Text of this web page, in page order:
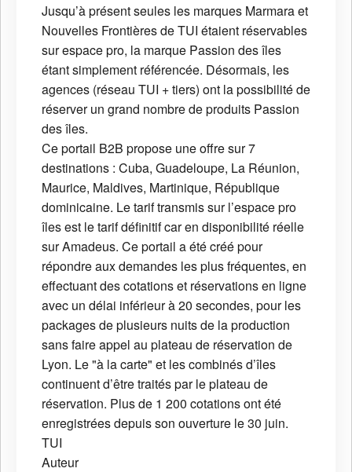
Jusqu’à présent seules les marques Marmara et
Nouvelles Frontières de TUI étaient réservables
sur espace pro, la marque Passion des îles
étant simplement référencée. Désormais, les
agences (réseau TUI + tiers) ont la possibilité de
réserver un grand nombre de produits Passion
des îles.
Ce portail B2B propose une offre sur 7
destinations : Cuba, Guadeloupe, La Réunion,
Maurice, Maldives, Martinique, République
dominicaine. Le tarif transmis sur l’espace pro
îles est le tarif définitif car en disponibilité réelle
sur Amadeus. Ce portail a été créé pour
répondre aux demandes les plus fréquentes, en
effectuant des cotations et réservations en ligne
avec un délai inférieur à 20 secondes, pour les
packages de plusieurs nuits de la production
sans faire appel au plateau de réservation de
Lyon. Le "à la carte" et les combinés d’îles
continuent d’être traités par le plateau de
réservation. Plus de 1 200 cotations ont été
enregistrées depuis son ouverture le 30 juin.
TUI
Auteur